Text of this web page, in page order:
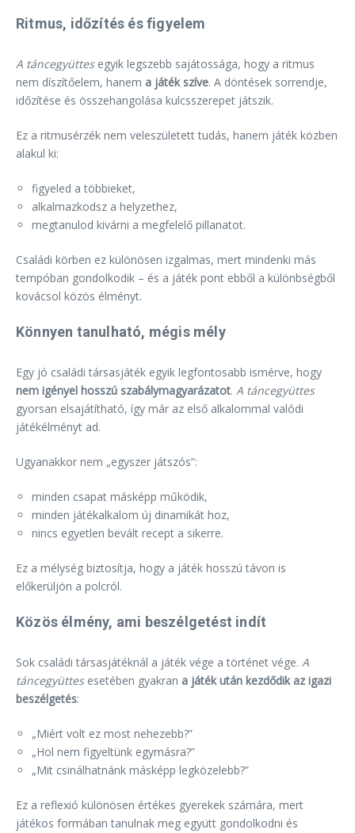
Ritmus, időzítés és figyelem
A táncegyüttesegyik legszebb sajátossága, hogy a ritmus
nem díszítőelem, hanem a játék szíve. A döntések sorrendje,
időzítése és összehangolása kulcsszerepet játszik.
Ez a ritmusérzék nem veleszületett tudás, hanem játék közben
alakul ki:
figyeled a többieket,
alkalmazkodsz a helyzethez,
megtanulod kivárni a megfelelő pillanatot.
Családi körben ez különösen izgalmas, mert mindenki más
tempóban gondolkodik – és a játék pont ebből a különbségből
kovácsol közös élményt.
Könnyen tanulható, mégis mély
Egy jó családi társasjáték egyik legfontosabb ismérve, hogy
nem igényel hosszú szabálymagyarázatot. A táncegyüttes
gyorsan elsajátítható, így már az első alkalommal valódi
játékélményt ad.
Ugyanakkor nem „egyszer játszós”:
minden csapat másképp működik,
minden játékalkalom új dinamikát hoz,
nincs egyetlen bevált recept a sikerre.
Ez a mélység biztosítja, hogy a játék hosszú távon is
előkerüljön a polcról.
Közös élmény, ami beszélgetést indít
Sok családi társasjátéknál a játék vége a történet vége. A
táncegyüttesesetében gyakran a játék után kezdődik az igazi
beszélgetés:
„Miért volt ez most nehezebb?”
„Hol nem figyeltünk egymásra?”
„Mit csinálhatnánk másképp legközelebb?”
Ez a reflexió különösen értékes gyerekek számára, mert
játékos formában tanulnak meg együtt gondolkodni és